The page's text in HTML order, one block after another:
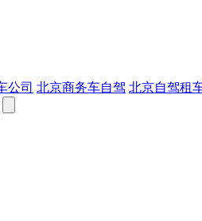
公司 北京商务车自驾 北京自驾租